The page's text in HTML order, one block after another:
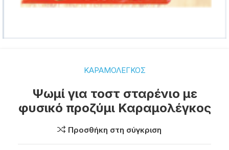
ΚΑΡΑΜΟΛΕΓΚΟΣ
Ψωμί για τοστ σταρένιο με
φυσικό προζύμι Καραμολέγκος
Προσθήκη στη σύγκριση